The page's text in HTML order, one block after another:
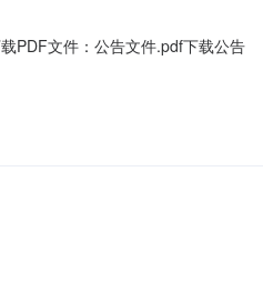
PDF文件：公告文件.pdf下载公告